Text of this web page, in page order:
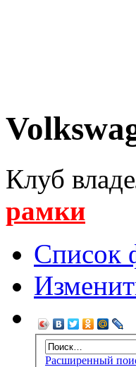
Клуб
рамки
Список
Расширенный